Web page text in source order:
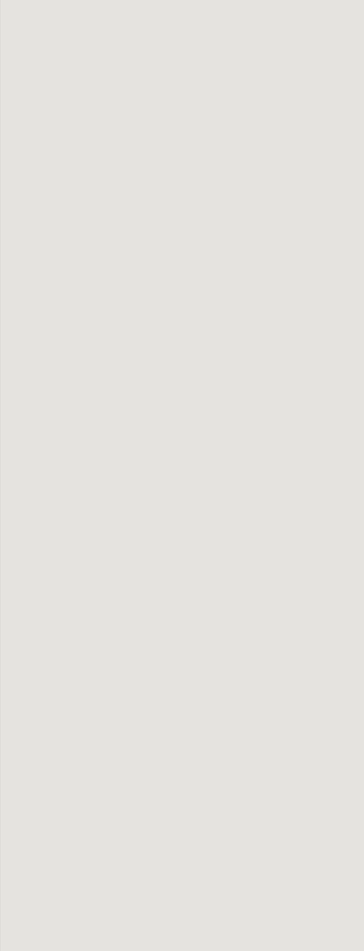
SPÉCIFICATIONS DE LA MOTO
SPÉCIFICATIONS DE LA MOTO
SPÉCIFICATIONS DE LA MOTO